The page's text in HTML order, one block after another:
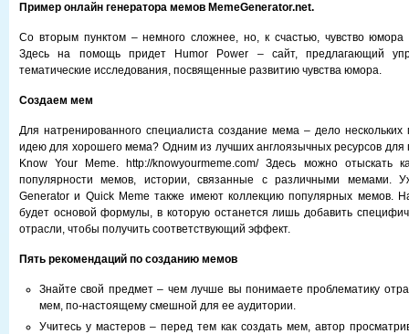
Пример онлайн генератора мемов MemeGenerator.net.
Со вторым пунктом – немного сложнее, но, к счастью, чувство юмора
Здесь на помощь придет Humor Power – сайт, предлагающий
тематические исследования, посвященные развитию чувства юмора.
Создаем мем
Для натренированного специалиста создание мема – дело нескольких
идею для хорошего мема? Одним из лучших англоязычных ресурсов для
Know Your Meme. http://knowyourmeme.com/ Здесь можно отыскать
популярности мемов, истории, связанные с различными мемами.
Generator и Quick Meme также имеют коллекцию популярных мемов.
будет основой формулы, в которую останется лишь добавить
отрасли, чтобы получить соответствующий эффект.
Пять рекомендаций по созданию мемов
Знайте свой предмет – чем лучше вы понимаете проблематику
мем, по-настоящему смешной для ее аудитории.
Учитесь у мастеров – перед тем как создать мем, автор